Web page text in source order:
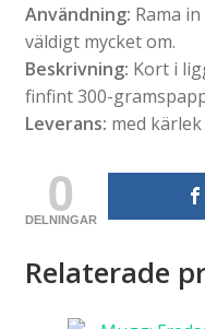
Användning: Rama
väldigt mycket om.
Beskrivning: Kort i
finfint 300-
Leverans: med
0
DELNINGAR
Relaterade